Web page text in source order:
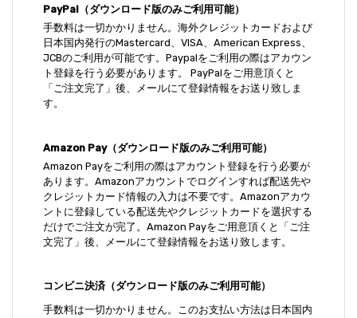
PayPal（ダウンロード版のみご利用可能）
手数料は一切かかりません。海外クレジットカードおよび
日本国内発行のMastercard、VISA、American Express、
JCBのご利用が可能です。Paypalをご利用の際はアカウン
ト登録を行う必要があります。 PayPalをご用意頂くと
「ご注文完了」後、メールにて登録情報をお送り致しま
す。
Amazon Pay（ダウンロード版のみご利用可能）
Amazon Payをご利用の際はアカウント登録を行う必要が
あります。Amazonアカウントでログインすれば配送先や
クレジットカード情報の入力は不要です。Amazonアカウ
ントに登録している配送先やクレジットカードを選択する
だけでご注文が完了。Amazon Payをご用意頂くと「ご注
文完了」後、メールにて登録情報をお送り致します。
コンビニ決済（ダウンロード版のみご利用可能）
手数料は一切かかりません。このお支払い方法は日本国内